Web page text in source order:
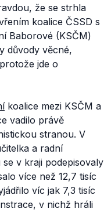
že se strhla
koalice ČSSD s
Baborové (KSČM)
důvody věcné,
jde o
koalice mezi KSČM a
vadilo právě
stranou. V
a radní
v kraji podepisovaly
více než 12,7 tisíc
víc jak 7,3 tisíc
v nichž hráli